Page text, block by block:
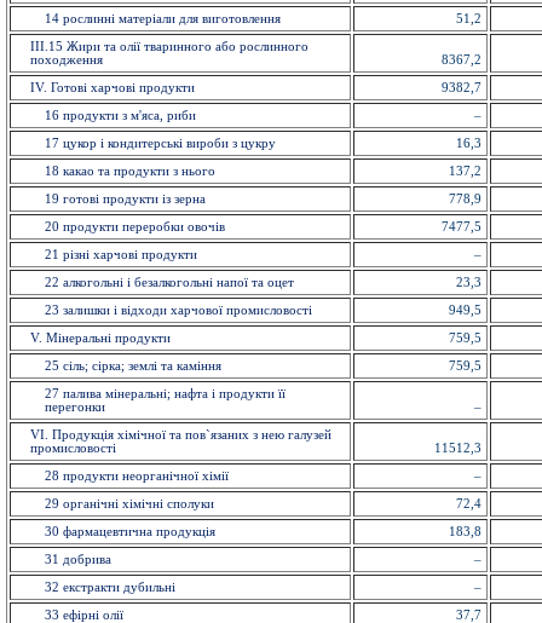
14 рослинні матеріали для виготовлення 51,2
ІІІ.15 Жири та олії тваринного або рослинного
походження
8367,2
IV. Готові харчові продукти 9382,7
16 продукти з м'яса, риби –
17 цукор і кондитерські вироби з цукру 16,3
18 какао та продукти з нього 137,2
19 готові продукти із зерна 778,9
20 продукти переробки овочів 7477,5
21 різні харчові продукти –
22 алкогольні і безалкогольні напої та оцет 23,3
23 залишки і відходи харчової промисловості 949,5
V. Мiнеральнi продукти 759,5
25 сіль; сірка; землі та каміння 759,5
27 палива мінеральні; нафта і продукти її
перегонки
–
VI. Продукція хімічної та пов`язаних з нею галузей
промисловостi
11512,3
28 продукти неорганічної хімії –
29 органiчнi хiмiчнi сполуки 72,4
30 фармацевтична продукція 183,8
31 добрива –
32 екстракти дубильнi –
33 ефiрнi олії 37,7